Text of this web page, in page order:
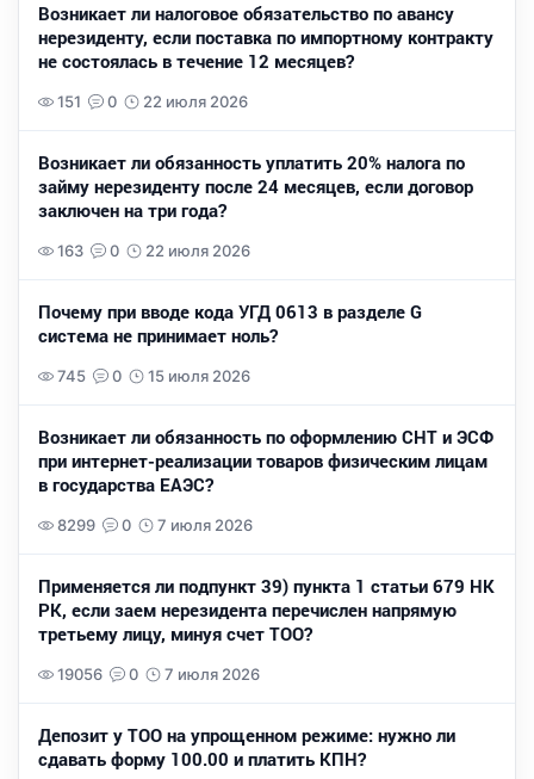
Возникает ли налоговое обязательство по авансу
нерезиденту, если поставка по импортному контракту
не состоялась в течение 12 месяцев?
151 0 22 июля 2026
Возникает ли обязанность уплатить 20% налога по
займу нерезиденту после 24 месяцев, если договор
заключен на три года?
163 0 22 июля 2026
Почему при вводе кода УГД 0613 в разделе G
система не принимает ноль?
745 0 15 июля 2026
Возникает ли обязанность по оформлению СНТ и ЭСФ
при интернет-реализации товаров физическим лицам
в государства ЕАЭС?
8299 0 7 июля 2026
Применяется ли подпункт 39) пункта 1 статьи 679 НК
РК, если заем нерезидента перечислен напрямую
третьему лицу, минуя счет ТОО?
19056 0 7 июля 2026
Депозит у ТОО на упрощенном режиме: нужно ли
сдавать форму 100.00 и платить КПН?